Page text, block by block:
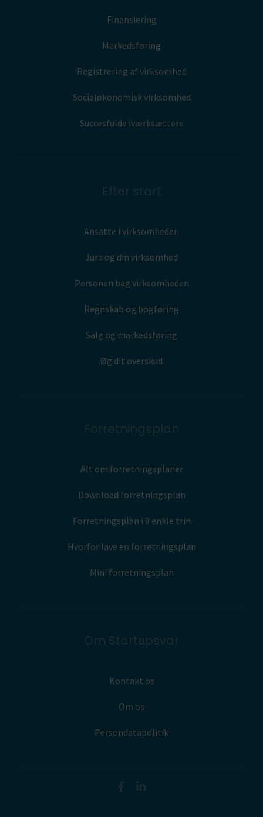
Finansiering
Markedsføring
Registrering af virksomhed
Socialøkonomisk virksomhed
Succesfulde iværksættere
Efter start
Ansatte i virksomheden
Jura og din virksomhed
Personen bag virksomheden
Regnskab og bogføring
Salg og markedsføring
Øg dit overskud
Forretningsplan
Alt om forretningsplaner
Download forretningsplan
Forretningsplan i 9 enkle trin
Hvorfor lave en forretningsplan
Mini forretningsplan
Om Startupsvar
Kontakt os
Om os
Persondatapolitik